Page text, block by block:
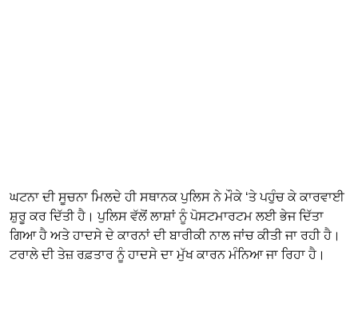
ਘਟਨਾ ਦੀ ਸੂਚਨਾ ਮਿਲਦੇ ਹੀ ਸਥਾਨਕ ਪੁਲਿਸ ਨੇ ਮੌਕੇ ‘ਤੇ ਪਹੁੰਚ ਕੇ ਕਾਰਵਾਈ
ਸ਼ੁਰੂ ਕਰ ਦਿੱਤੀ ਹੈ। ਪੁਲਿਸ ਵੱਲੋਂ ਲਾਸ਼ਾਂ ਨੂੰ ਪੋਸਟਮਾਰਟਮ ਲਈ ਭੇਜ ਦਿੱਤਾ
ਗਿਆ ਹੈ ਅਤੇ ਹਾਦਸੇ ਦੇ ਕਾਰਨਾਂ ਦੀ ਬਾਰੀਕੀ ਨਾਲ ਜਾਂਚ ਕੀਤੀ ਜਾ ਰਹੀ ਹੈ।
ਟਰਾਲੇ ਦੀ ਤੇਜ਼ ਰਫ਼ਤਾਰ ਨੂੰ ਹਾਦਸੇ ਦਾ ਮੁੱਖ ਕਾਰਨ ਮੰਨਿਆ ਜਾ ਰਿਹਾ ਹੈ।